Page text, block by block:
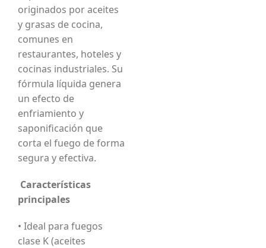
originados por aceites
y grasas de cocina,
comunes en
restaurantes, hoteles y
cocinas industriales. Su
fórmula líquida genera
un efecto de
enfriamiento y
saponificación que
corta el fuego de forma
segura y efectiva.
Características
principales
• Ideal para fuegos
clase K (aceites